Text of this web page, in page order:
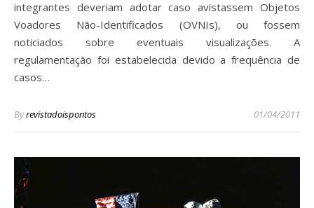
integrantes deveriam adotar caso avistassem Objetos
Voadores Não-Identificados (OVNIs), ou fossem
noticiados sobre eventuais visualizações. A
regulamentação foi estabelecida devido a frequência de
casos…
Byrevistadoispontos 01/04/2011